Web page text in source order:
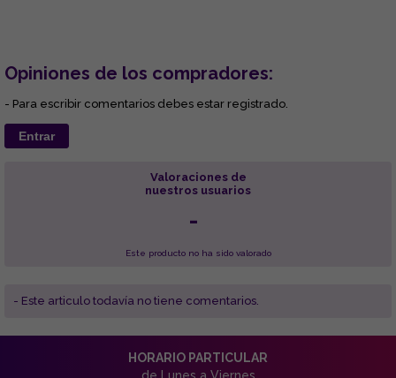
Opiniones de los compradores:
- Para escribir comentarios debes estar registrado.
Entrar
Valoraciones de
nuestros usuarios
-
Este producto no ha sido valorado
- Este articulo todavía no tiene comentarios.
HORARIO PARTICULAR
de Lunes a Viernes